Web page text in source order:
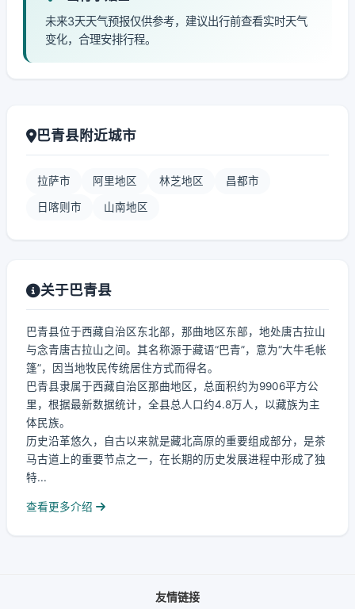
未来3天天气预报仅供参考，建议出行前查看实时天气
变化，合理安排行程。
巴青县附近城市
拉萨市 阿里地区 林芝地区 昌都市
日喀则市 山南地区
关于巴青县
巴青县位于西藏自治区东北部，那曲地区东部，地处唐古拉山
与念青唐古拉山之间。其名称源于藏语“巴青”，意为“大牛毛帐
篷”，因当地牧民传统居住方式而得名。
巴青县隶属于西藏自治区那曲地区，总面积约为9906平方公
里，根据最新数据统计，全县总人口约4.8万人，以藏族为主
体民族。
历史沿革悠久，自古以来就是藏北高原的重要组成部分，是茶
马古道上的重要节点之一，在长期的历史发展进程中形成了独
特...
查看更多介绍
友情链接